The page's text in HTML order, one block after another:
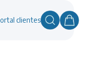
clientes